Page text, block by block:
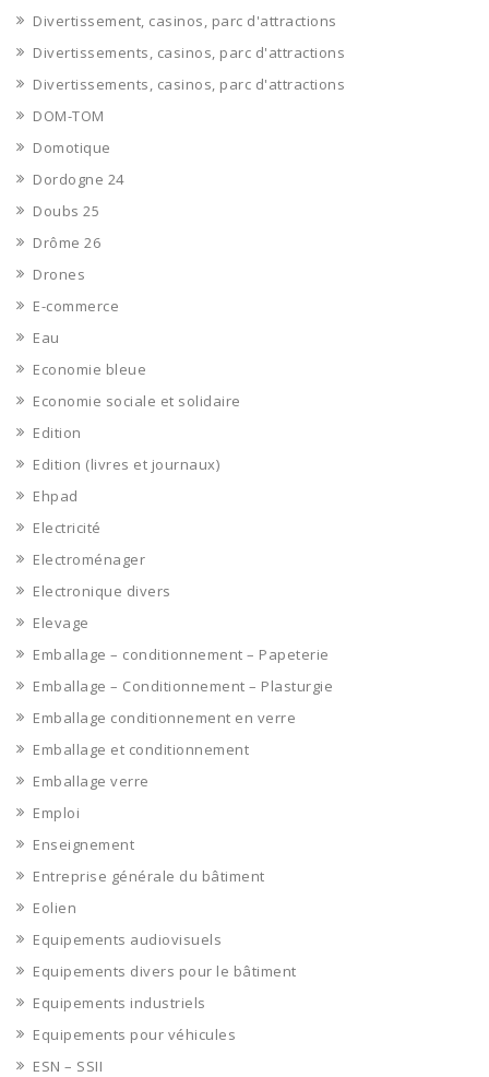
Divertissement, casinos, parc d'attractions
Divertissements, casinos, parc d'attractions
Divertissements, casinos, parc d'attractions
DOM-TOM
Domotique
Dordogne 24
Doubs 25
Drôme 26
Drones
E-commerce
Eau
Economie bleue
Economie sociale et solidaire
Edition
Edition (livres et journaux)
Ehpad
Electricité
Electroménager
Electronique divers
Elevage
Emballage – conditionnement – Papeterie
Emballage – Conditionnement – Plasturgie
Emballage conditionnement en verre
Emballage et conditionnement
Emballage verre
Emploi
Enseignement
Entreprise générale du bâtiment
Eolien
Equipements audiovisuels
Equipements divers pour le bâtiment
Equipements industriels
Equipements pour véhicules
ESN – SSII